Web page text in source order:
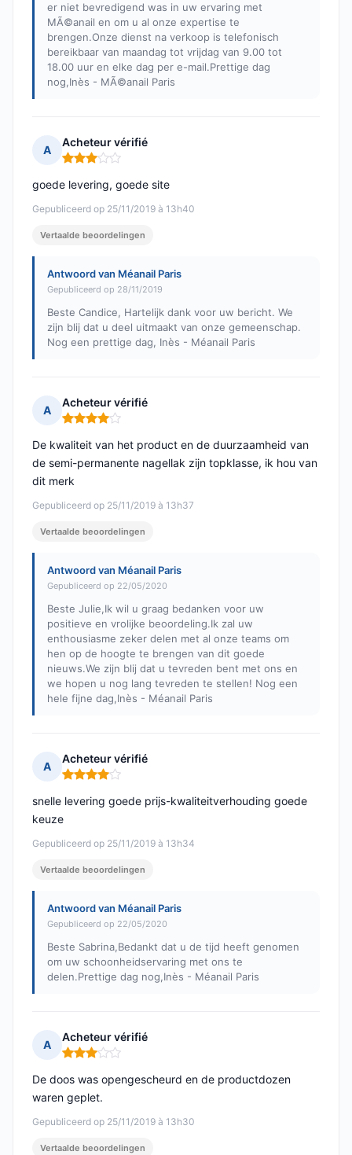
er niet bevredigend was in uw ervaring met
MÃ©anail en om u al onze expertise te
brengen.Onze dienst na verkoop is telefonisch
bereikbaar van maandag tot vrijdag van 9.00 tot
18.00 uur en elke dag per e-mail.Prettige dag
nog,Inès - MÃ©anail Paris
A
Acheteur vérifié
Opmerking: 3 van 5
Gepubliceerd op 25/11/2019 à 13h40
goede levering, goede site
Vertaalde beoordelingen
Antwoord van Méanail Paris
Gepubliceerd op 28/11/2019
Beste Candice, Hartelijk dank voor uw bericht. We
zijn blij dat u deel uitmaakt van onze gemeenschap.
Nog een prettige dag, Inès - Méanail Paris
A
Acheteur vérifié
Opmerking: 4 van 5
Gepubliceerd op 25/11/2019 à 13h37
De kwaliteit van het product en de duurzaamheid van
de semi-permanente nagellak zijn topklasse, ik hou van
dit merk
Vertaalde beoordelingen
Antwoord van Méanail Paris
Gepubliceerd op 22/05/2020
Beste Julie,Ik wil u graag bedanken voor uw
positieve en vrolijke beoordeling.Ik zal uw
enthousiasme zeker delen met al onze teams om
hen op de hoogte te brengen van dit goede
nieuws.We zijn blij dat u tevreden bent met ons en
we hopen u nog lang tevreden te stellen! Nog een
hele fijne dag,Inès - Méanail Paris
A
Acheteur vérifié
Opmerking: 4 van 5
Gepubliceerd op 25/11/2019 à 13h34
snelle levering goede prijs-kwaliteitverhouding goede
keuze
Vertaalde beoordelingen
Antwoord van Méanail Paris
Gepubliceerd op 22/05/2020
Beste Sabrina,Bedankt dat u de tijd heeft genomen
om uw schoonheidservaring met ons te
delen.Prettige dag nog,Inès - Méanail Paris
A
Acheteur vérifié
Opmerking: 3 van 5
Gepubliceerd op 25/11/2019 à 13h30
De doos was opengescheurd en de productdozen
waren geplet.
Vertaalde beoordelingen